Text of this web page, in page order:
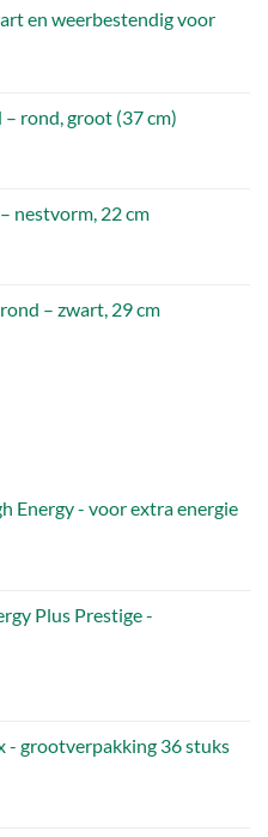
en weerbestendig voor
rond, groot (37 cm)
nestvorm, 22 cm
– zwart, 29 cm
Energy - voor extra energie
Plus Prestige -
- grootverpakking 36 stuks